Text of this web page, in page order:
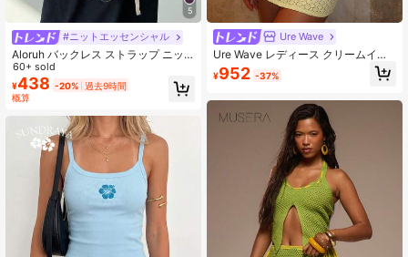
5
#ニットエッセンシャル
Aloruh バックレス ストラップ ニッ
トタンクトップ レディース、杏色、
旅行に最適
60+ sold
¥438 -20% 過去9時間
概算
Ure Wave
Ure Wave レディース クリームイエ
ロー 夏 セクシー カジュアル Y2K ホ
リデー ビーチ バケーション パーテ
ジックフェス ラインストーン ヒトデ
装飾 クロシェ 透かし編み ニット ロ
ーウエスト ミニスカート、レディー
ス フェスティバルアウトフィット、
レディース ホリデーアウトフィッ
ト、お出かけアウトフィット
¥952 -37%